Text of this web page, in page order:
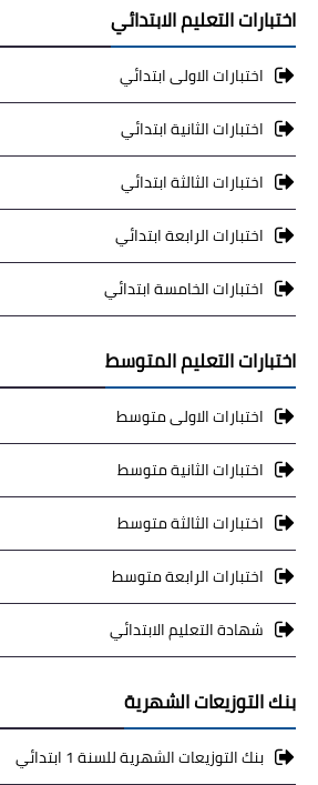
اختبارات التعليم الابتدائي
اختبارات الاولى ابتدائي
اختبارات الثانية ابتدائي
اختبارات الثالثة ابتدائي
اختبارات الرابعة ابتدائي
اختبارات الخامسة ابتدائي
اختبارات التعليم المتوسط
اختبارات الاولى متوسط
اختبارات الثانية متوسط
اختبارات الثالثة متوسط
اختبارات الرابعة متوسط
شهادة التعليم الابتدائي
بنك التوزيعات الشهرية
بنك التوزيعات الشهرية للسنة 1 ابتدائي